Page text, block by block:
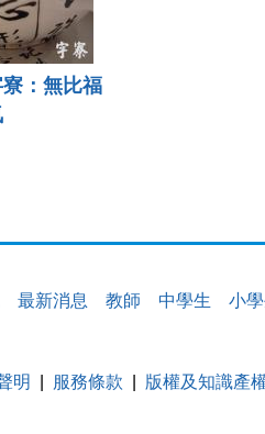
：無比福
最新消息 教師 中學生 小
明 服務條款 版權及知識產